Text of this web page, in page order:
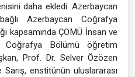
daha ekledi. Azerbaycan
Azerbaycan Coğrafya
kapsamında ÇOMÜ İnsan ve
Coğrafya Bölümü öğretim
Prof. Dr. Selver Özözen
enstitünün uluslararası